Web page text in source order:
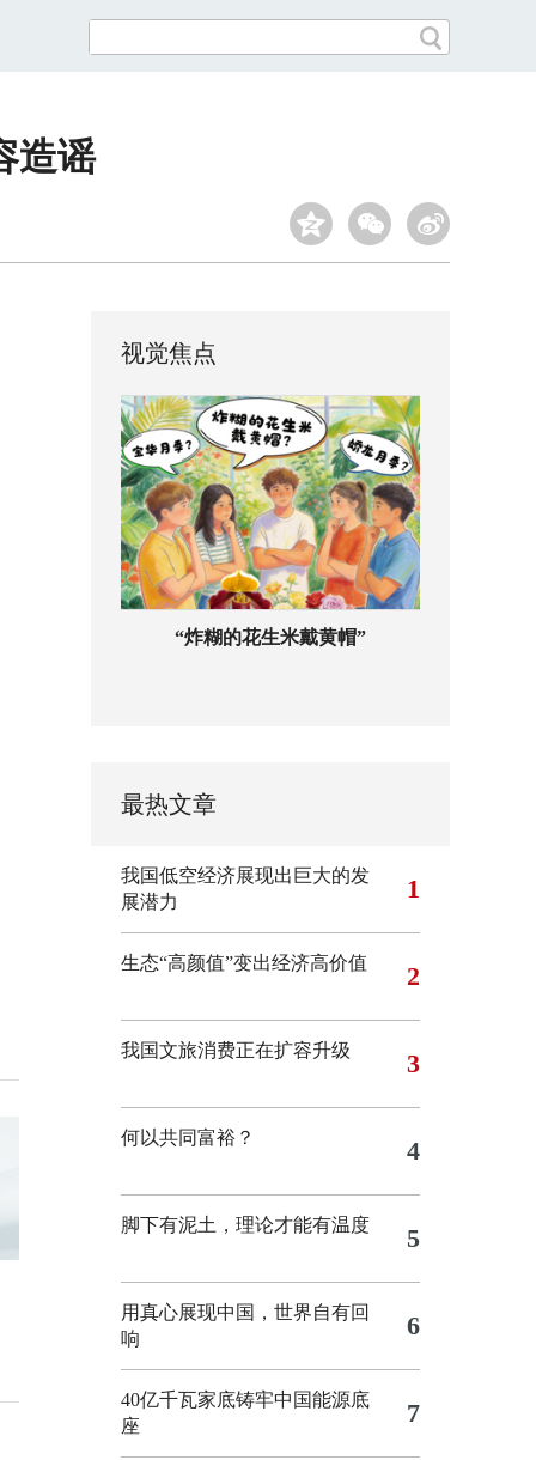
造谣
视觉焦点
“炸糊的花生米戴黄帽”
最热文章
我国低空经济展现出巨大的发
展潜力
1
生态“高颜值”变出经济高价值 2
我国文旅消费正在扩容升级 3
何以共同富裕？ 4
脚下有泥土，理论才能有温度 5
用真心展现中国，世界自有回
响
6
40亿千瓦家底铸牢中国能源底
座
7